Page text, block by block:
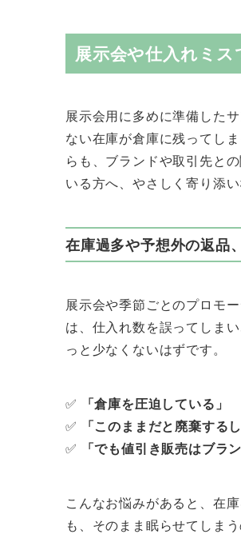
展示会や仕入れミ
展示会用に多めに準備した
ない在庫が倉庫に残ってし
らも、ブランドや取引先と
いる方へ、やさしく寄り添
在庫過多や予想外の返品
展示会や季節ごとのプロモ
は、仕入れ数を誤ってしま
っと少なくないはずです。
✅
「倉庫を圧迫している」
✅
「このままだと廃棄する
✅
「でも値引き販売はブラ
こんなお悩みがあると、在
も、そのまま眠らせてしま